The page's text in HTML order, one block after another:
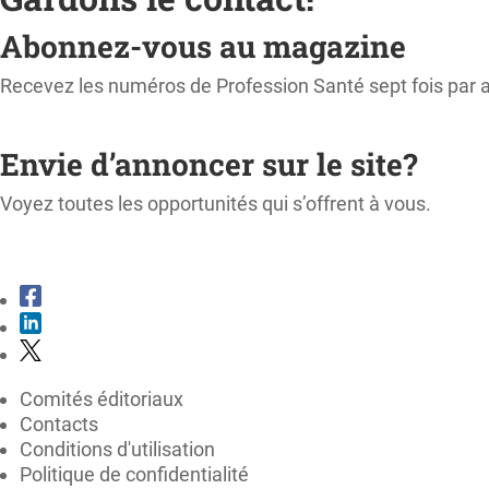
Abonnez-vous au magazine
Recevez les numéros de Profession Santé sept fois par
Envie d’annoncer sur le site?
Voyez toutes les opportunités qui s’offrent à vous.
Comités éditoriaux
Contacts
Conditions d'utilisation
Politique de confidentialité